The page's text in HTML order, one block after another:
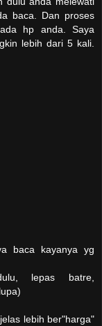
baca. Dan proses
hp anda. Saya
lebih dari 5 kali.
baca kayanya yg
lepas batre,
lebih ber"harga"